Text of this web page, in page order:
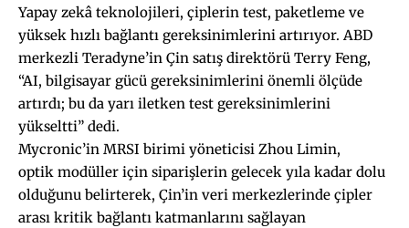
Yapay zekâ teknolojileri, çiplerin test, paketleme ve
yüksek hızlı bağlantı gereksinimlerini artırıyor. ABD
merkezli Teradyne’in Çin satış direktörü Terry Feng,
“AI, bilgisayar gücü gereksinimlerini önemli ölçüde
artırdı; bu da yarı iletken test gereksinimlerini
yükseltti” dedi.
Mycronic’in MRSI birimi yöneticisi Zhou Limin,
optik modüller için siparişlerin gelecek yıla kadar dolu
olduğunu belirterek, Çin’in veri merkezlerinde çipler
arası kritik bağlantı katmanlarını sağlayan